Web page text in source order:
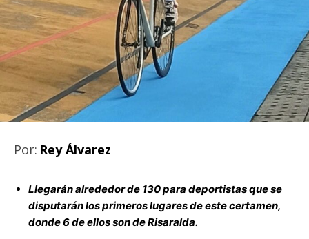
Por: Rey Álvarez
Llegarán alrededor de 130 para deportistas que se
disputarán los primeros lugares de este certamen,
donde 6 de ellos son de Risaralda.